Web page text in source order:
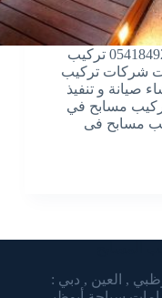
شركة تركيب مسابح في دبي |0541849208 تركيب
شركات تركيب
صيانة و تنفيذ
مسابح في
مسابح فى
, العين , دبي :